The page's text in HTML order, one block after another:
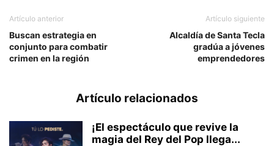
Artículo anterior
Buscan estrategia en
conjunto para combatir
crimen en la región
Artículo siguiente
Alcaldía de Santa Tecla
gradúa a jóvenes
emprendedores
Artículo relacionados
¡El espectáculo que revive la
magia del Rey del Pop llega...